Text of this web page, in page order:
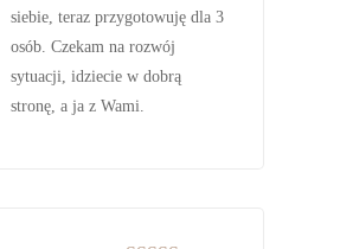
siebie, teraz przygotowuję dla 3
osób. Czekam na rozwój
sytuacji, idziecie w dobrą
stronę, a ja z Wami.